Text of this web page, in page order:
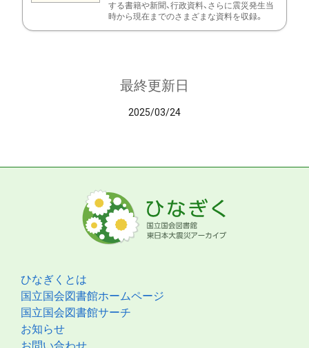
する書籍や新聞、行政資料、さらに震災発生当
時から現在までのさまざまな資料を収録。
最終更新日
2025/03/24
ひなぎくとは
国立国会図書館ホームページ
国立国会図書館サーチ
お知らせ